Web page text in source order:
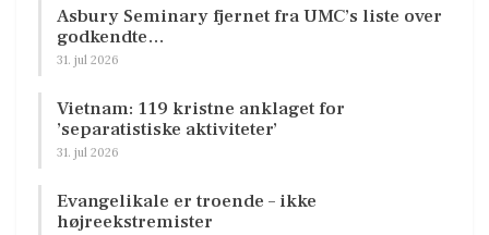
Asbury Seminary fjernet fra UMC’s liste over
godkendte…
31. jul 2026
Vietnam: 119 kristne anklaget for
’separatistiske aktiviteter’
31. jul 2026
Evangelikale er troende – ikke
højreekstremister